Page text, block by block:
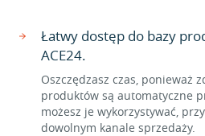
Łatwy dostęp do bazy
ACE24.
Oszczędzasz czas, ponieważ
produktów są automatyczne
możesz je wykorzystywać,
dowolnym kanale sprzedaży.